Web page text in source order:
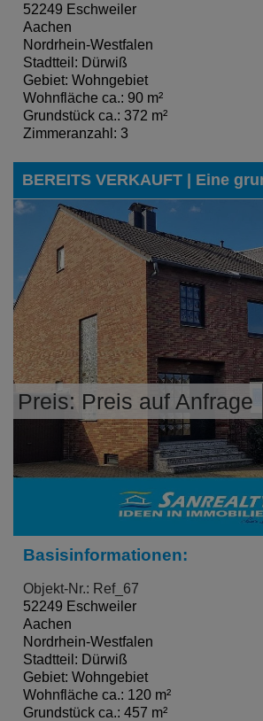
52249 Eschweiler
Aachen
Nordrhein-Westfalen
Stadtteil: Dürwiß
Gebiet: Wohngebiet
Wohnfläche ca.: 90 m²
Grundstück ca.: 372 m²
Zimmeranzahl: 3
Basisinformationen:
Objekt-Nr.: Ref_67
52249 Eschweiler
Aachen
Nordrhein-Westfalen
Stadtteil: Dürwiß
Gebiet: Wohngebiet
Preis: Preis auf Anfrage
Wohnfläche ca.: 120 m²
Grundstück ca.: 457 m²